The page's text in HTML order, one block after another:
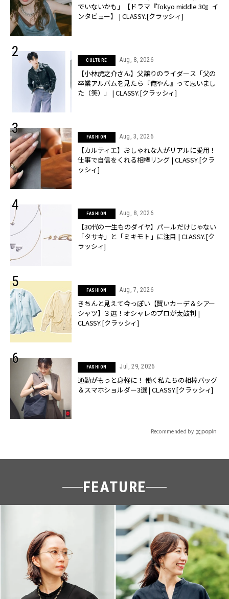
でいないかも」【ドラマ『Tokyo middle 30』イ
ンタビュー】 | CLASSY.[クラッシィ]
CULTURE Aug, 8, 2026
【小林虎之介さん】父譲りのライダース「父の
卒業アルバムを見たら『俺やん』って思いまし
た（笑）」 | CLASSY.[クラッシィ]
FASHION Aug, 3, 2026
【カルティエ】おしゃれな人がリアルに愛用！
仕事で自信をくれる相棒リング | CLASSY.[クラ
ッシィ]
FASHION Aug, 8, 2026
【30代の一生ものダイヤ】パールだけじゃない
「タサキ」と「ミキモト」に注目 | CLASSY.[ク
ラッシィ]
FASHION Aug, 7, 2026
きちんと見えて今っぽい【賢いカーデ＆シアー
シャツ】３選！オシャレのプロが太鼓判 |
CLASSY.[クラッシィ]
FASHION Jul, 29, 2026
通勤がもっと身軽に！ 働く私たちの相棒バッグ
＆スマホショルダー3選 | CLASSY.[クラッシィ]
Recommended by
FEATURE